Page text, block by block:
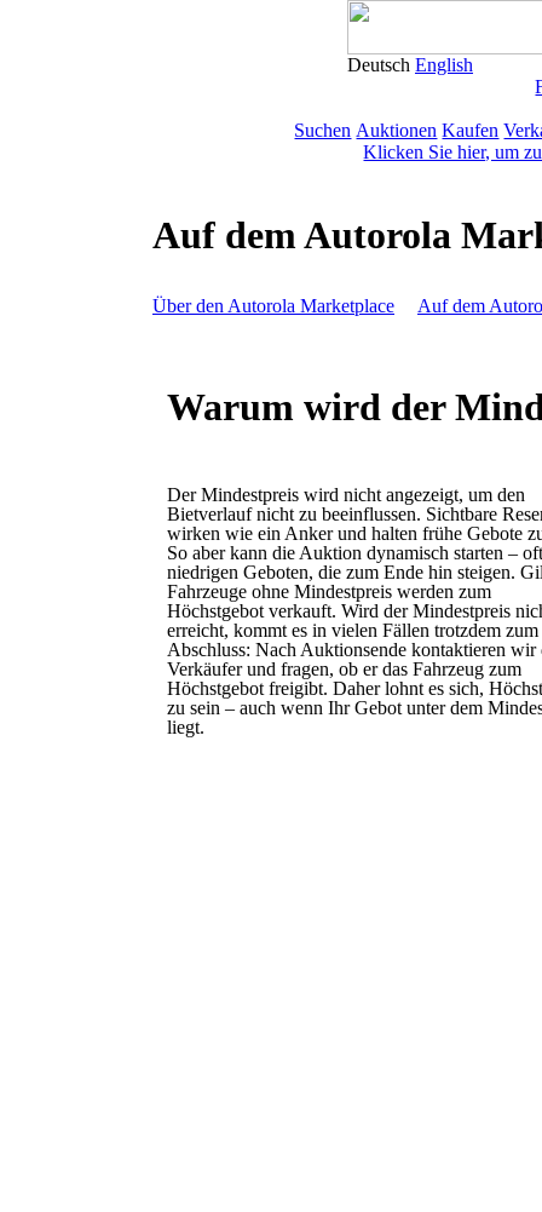
Deutsch English
Suchen Auktionen Kaufen
Klicken Sie hier, um
Auf dem Autorola
Über den Autorola Marketplace Auf dem
Warum wird der
Der Mindestpreis wird nicht angezeigt, um den
Bietverlauf nicht zu beeinflussen. Sichtbare
wirken wie ein Anker und halten frühe Gebote
So aber kann die Auktion dynamisch starten –
niedrigen Geboten, die zum Ende hin steigen.
Fahrzeuge ohne Mindestpreis werden zum
Höchstgebot verkauft. Wird der Mindestpreis
erreicht, kommt es in vielen Fällen trotzdem zum
Abschluss: Nach Auktionsende kontaktieren wir
Verkäufer und fragen, ob er das Fahrzeug zum
Höchstgebot freigibt. Daher lohnt es sich,
zu sein – auch wenn Ihr Gebot unter dem
liegt.